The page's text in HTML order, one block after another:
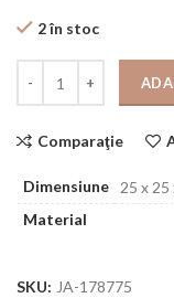
2 în stoc
Comparaţie
Dimensiune
25 x 25
Material
SKU: JA-178775